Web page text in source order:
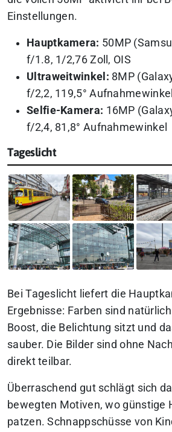
Einstellungen.
Hauptkamera: 50MP
f/1.8, 1/2,76 Zoll, OIS
Ultraweitwinkel: 8MP
f/2,2, 119,5° Aufnahmewinkel
Selfie-Kamera: 16MP
f/2,4, 81,8° Aufnahmewinkel
Tageslicht
Bei Tageslicht liefert die
Ergebnisse: Farben sind
Boost, die Belichtung sitzt und
sauber. Die Bilder sind ohne
direkt teilbar.
Überraschend gut schlägt sich
bewegten Motiven, wo günstige
patzen. Schnappschüsse von